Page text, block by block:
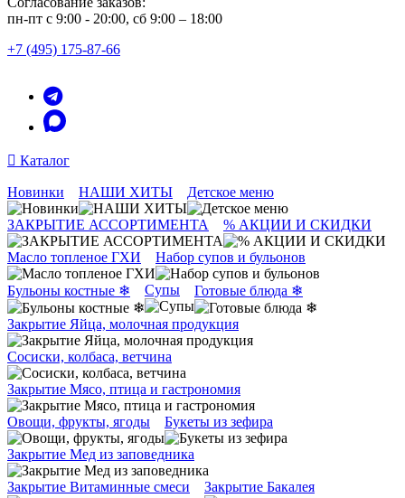
пн-пт с 9:00 - 20:00, сб 9:00 – 18:00
+7 (495) 175-87-66
Каталог
Новинки НАШИ ХИТЫ Детское меню
ЗАКРЫТИЕ АССОРТИМЕНТА % АКЦИИ И СКИДКИ
Масло топленое ГХИ Набор супов и бульонов
Бульоны костные ❄ Супы Готовые блюда ❄
Закрытие Яйца, молочная продукция
Сосиски, колбаса, ветчина
Закрытие Мясо, птица и гастрономия
Овощи, фрукты, ягоды Букеты из зефира
Закрытие Мед из заповедника
Закрытие Витаминные смеси Закрытие Бакалея